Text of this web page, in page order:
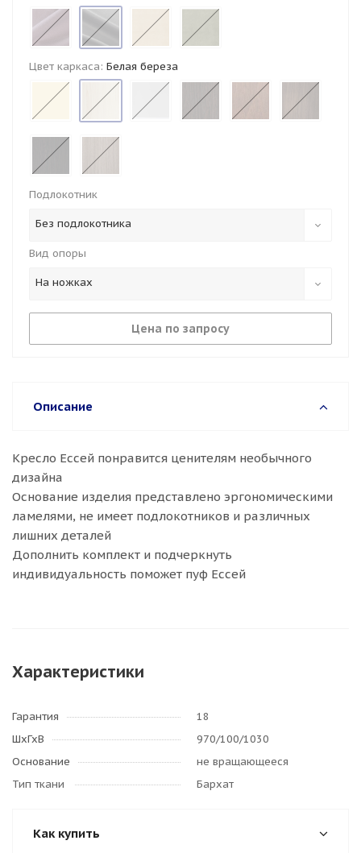
Цвет каркаса: Белая береза
Подлокотник
Без подлокотника
Вид опоры
На ножках
Цена по запросу
Описание
Кресло Ессей понравится ценителям необычного
дизайна
Основание изделия представлено эргономическими
ламелями, не имеет подлокотников и различных
лишних деталей
Дополнить комплект и подчеркнуть
индивидуальность поможет пуф Ессей
Характеристики
Гарантия
18
ШхГхВ
970/100/1030
Основание
не вращающееся
Тип ткани
Бархат
Как купить